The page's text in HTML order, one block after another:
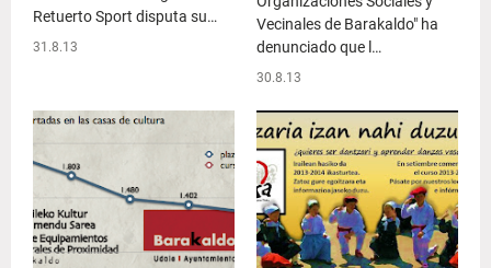
Retuerto Sport disputa su…
31.8.13
Vecinales de Barakaldo" ha
denunciado que l…
30.8.13